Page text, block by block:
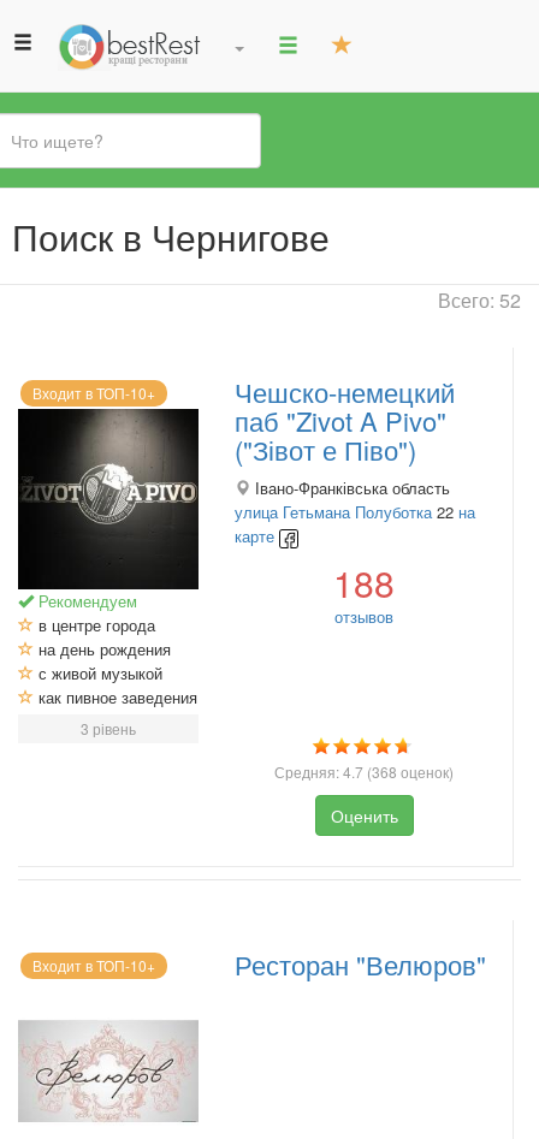
Вы
здесь
Поиск в Чернигове
Всего: 52
Входит в ТОП-10+
Рекомендуем
в центре города
на день рождения
с живой музыкой
как пивное заведения
3 рівень
Чешско-немецкий
паб "Zivot A Pivo"
("Зівот е Піво")
Івано-Франківська область
улица Гетьмана Полуботка22 на
карте
188
отзывов
Средняя:4.7 (368 оценок)
Оценить
Входит в ТОП-10+ Ресторан "Велюров"